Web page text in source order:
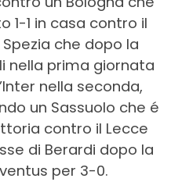
1-1 in casa contro il
Spezia che dopo la
nella prima giornata
nella seconda,
un Sassuolo che é
contro il Lecce
di Berardi dopo la
per 3-0.